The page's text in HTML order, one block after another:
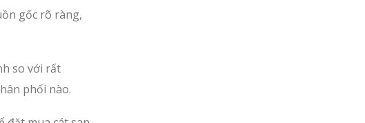
gốc rõ ràng,
so với rất
phối nào.